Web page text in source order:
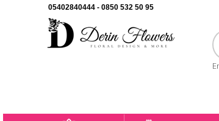
05402840444 - 0850 532 50 95